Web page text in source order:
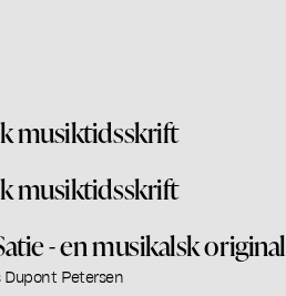
musiktidsskrift
musiktidsskrift
- en musikalsk original
Dupont Petersen